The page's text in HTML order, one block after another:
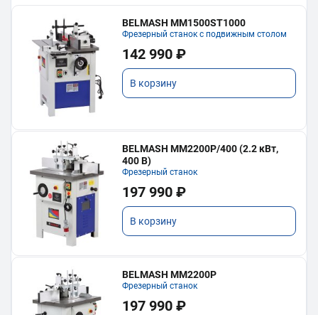
BELMASH MM1500ST1000
Фрезерный станок с подвижным столом
142 990 ₽
В корзину
BELMASH MM2200P/400 (2.2 кВт,
400 В)
Фрезерный станок
197 990 ₽
В корзину
BELMASH MM2200P
Фрезерный станок
197 990 ₽